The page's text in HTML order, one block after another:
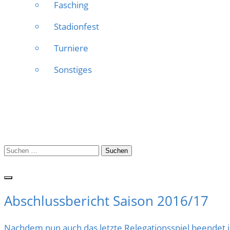
Fasching
Stadionfest
Turniere
Sonstiges
Suchen
Abschlussbericht Saison 2016/17
Nachdem nun auch das letzte Relegationsspiel